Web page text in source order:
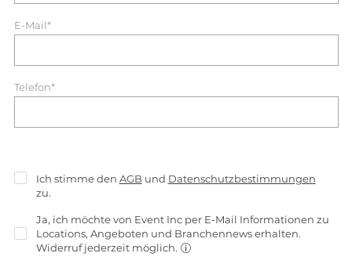
E-Mail*
Telefon*
Ich stimme den AGB und Datenschutzbestimmungen
zu.
Ja, ich möchte von Event Inc per E-Mail Informationen zu
Locations, Angeboten und Branchennews erhalten.
Widerruf jederzeit möglich.